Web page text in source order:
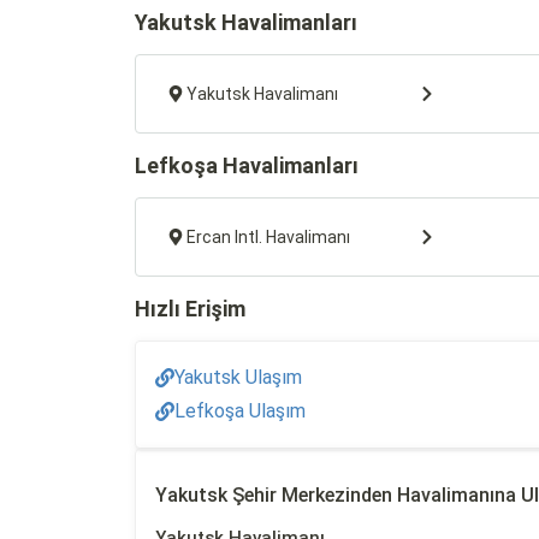
Yakutsk Havalimanları
Yakutsk Havalimanı
Lefkoşa Havalimanları
Ercan Intl. Havalimanı
Hızlı Erişim
Yakutsk Ulaşım
Lefkoşa Ulaşım
Yakutsk Şehir Merkezinden Havalimanına